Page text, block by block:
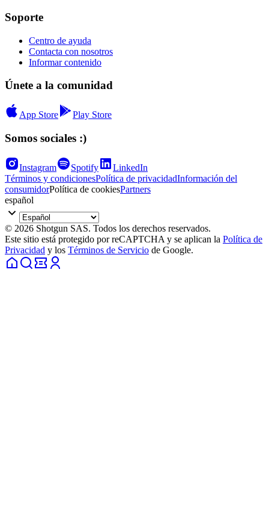
Soporte
Centro de ayuda
Contacta con nosotros
Informar contenido
Únete a la comunidad
App Store Play Store
Somos sociales :)
Instagram Spotify
LinkedIn
Términos y condicionesPolítica de privacidadInformación del
consumidorPolítica de cookiesPartners
español
© 2026 Shotgun SAS. Todos los derechos reservados.
Este sitio está protegido por reCAPTCHA y se aplican la Política de
Privacidad y los Términos de Servicio de Google.